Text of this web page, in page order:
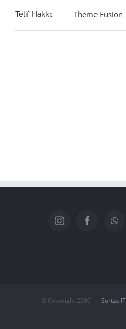
Telif Hakkı: Theme Fusion
© Copyright 2000 - | Surtaş IT